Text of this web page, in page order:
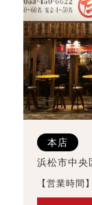
本店
浜松市中
【営業時間